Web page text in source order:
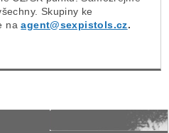
Skupiny ke
na agent@sexpistols.cz.